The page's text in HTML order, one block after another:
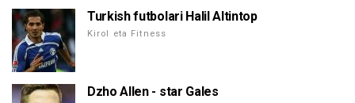
Turkish futbolari Halil Altintop
Kirol eta Fitness
Dzho Allen - star Gales